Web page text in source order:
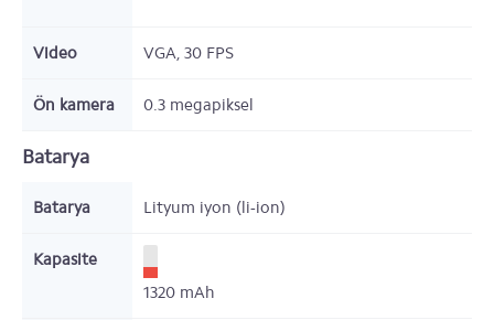
Video VGA, 30 FPS
Ön kamera 0.3 megapiksel
Batarya
Batarya Lityum iyon (li-ion)
Kapasite
1320 mAh